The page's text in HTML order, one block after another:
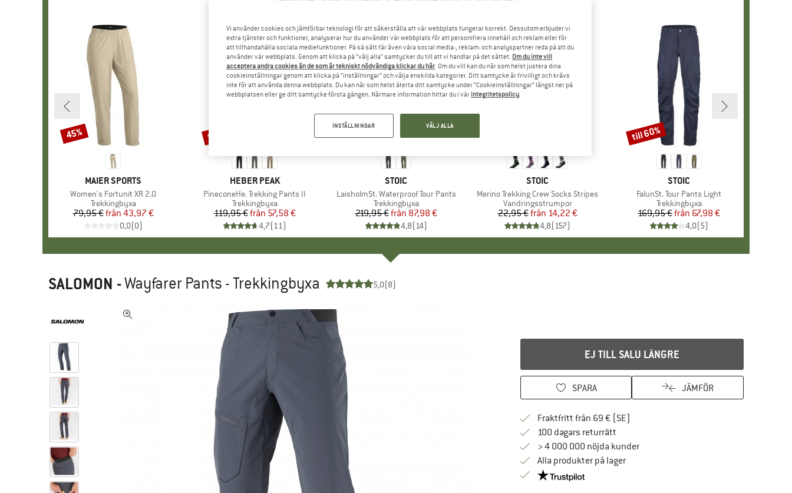
VARUMÄRKE
MAIER SPORTS
Produkter
Women's Fortunit XR 2.0
Produktgrupp
Trekkingbyxa
Pris
79,95 € Reducerat pris
från 43,97 €
0,0(0)
Rabatt
45%
VARUMÄRKE
HEBER PEAK
Produkter
PineconeHe. Trekking Pants II
Produktgrupp
Trekkingbyxa
Pris
119,95 € Reducerat pris
från 57,58 €
4,7(11)
Rabatt
till 52%
VARUMÄRKE
STOIC
Produkter
LaisholmSt. Waterproof Tour Pants
Produktgrupp
Trekkingbyxa
Pris
219,95 € Reducerat pris
från 87,98 €
4,8(14)
till 60%
VARUMÄRKE
STOIC
Produkter
Merino Trekking Crew Socks Stripes
Produktgrupp
Vandringsstrumpor
Pris
22,95 € Reducerat pris
från 14,22 €
4,8(157)
VARUMÄRKE
STOIC
Produkter
FalunSt. Tour Pants Light
Produktgrupp
Trekkingbyxa
Pris
169,95 € Reducerat pris
från 67,98 €
4,0(5)
Rabatt
till 60%
SALOMON -Wayfarer Pants - Trekkingbyxa 5,0(8)
EJ TILL SALU LÄNGRE
SPARA JÄMFÖR
Fraktfritt från 69 € (SE)
100 dagars returrättGå till returpolicyn här Öppnas i en inforuta
> 4 000 000 nöjda kunder
Alla produkter på lager
Trust Pilot-garanti - hitta all information här!
Vi använder cookies och jämförbar teknologi för att säkerställa att vår webbplats fungerar korrekt. Dessutom erbjuder vi
extra tjänster och funktioner, analyserar hur du använder vår webbplats för att personifiera innehåll och reklam eller för
att tillhandahålla sociala mediefunktioner. På så sätt får även våra social media-, reklam- och analyspartner reda på att du
använder vår webbplats. Genom att klicka på ”välj alla” samtycker du till att vi handlar på det sättet. Om du inte vill
acceptera andra cookies än de som är tekniskt nödvändiga klickar du här. Om du vill kan du när som helst justera dina
cookieinställningar genom att klicka på ”inställningar” och välja enskilda kategorier. Ditt samtycke är frivilligt och krävs
inte för att använda denna webbplats. Du kan när som helst återta ditt samtycke under ”Cookieinställningar” längst ner på
webbplatsen eller ge ditt samtycke första gången. Närmare information hittar du i vår integritetspolicy.
INSTÄLLNINGAR VÄLJ ALLA